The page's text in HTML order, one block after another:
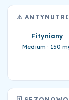
⚠️
Fityniany
Medium · 150